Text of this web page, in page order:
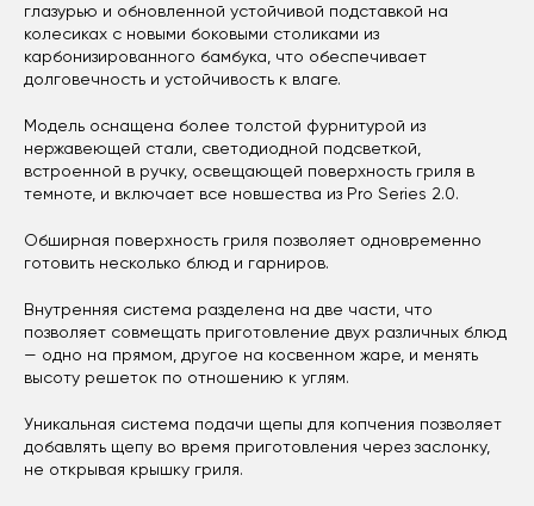
глазурью и обновленной устойчивой подставкой на
колесиках с новыми боковыми столиками из
карбонизированного бамбука, что обеспечивает
долговечность и устойчивость к влаге.
Модель оснащена более толстой фурнитурой из
нержавеющей стали, светодиодной подсветкой,
встроенной в ручку, освещающей поверхность гриля в
темноте, и включает все новшества из Pro Series 2.0.
Обширная поверхность гриля позволяет одновременно
готовить несколько блюд и гарниров.
Внутренняя система разделена на две части, что
позволяет совмещать приготовление двух различных блюд
— одно на прямом, другое на косвенном жаре, и менять
высоту решеток по отношению к углям.
Уникальная система подачи щепы для копчения позволяет
добавлять щепу во время приготовления через заслонку,
не открывая крышку гриля.